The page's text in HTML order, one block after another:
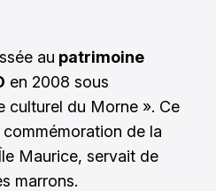
au patrimoine
en 2008 sous
culturel du Morne ». Ce
de la
Maurice, servait de
marrons.